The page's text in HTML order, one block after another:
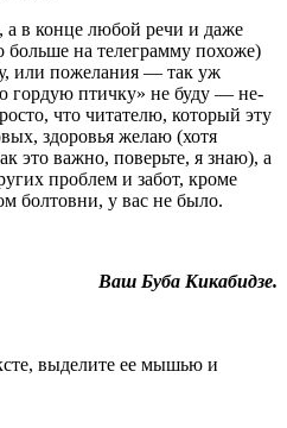
а в конце любой речи и даже
больше на телеграмму похоже)
или пожелания — так уж
гор­дую птичку» не буду — не­
что читателю, который эту
здоровья же­лаю (хотя
это важно, поверьте, я знаю), а
проблем и забот, кроме
болтовни, у вас не было.
Ваш Буба Кикабидзе.
выделите ее мышью и